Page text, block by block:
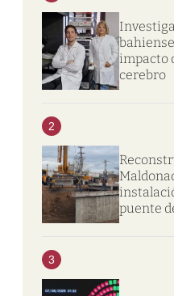
impacto
cerebro
2
puente
3